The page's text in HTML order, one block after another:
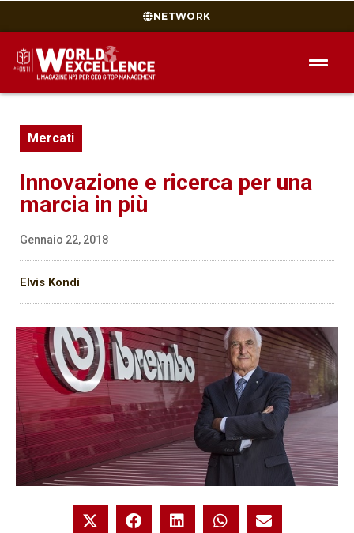
NETWORK
Mercati
Innovazione e ricerca per una
marcia in più
Gennaio 22, 2018
Elvis Kondi